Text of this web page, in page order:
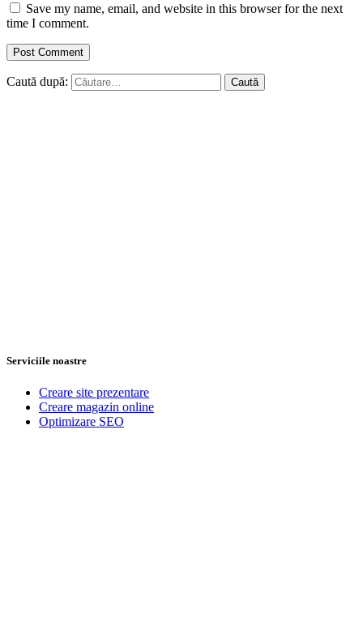
Save my name, email, and website in this browser for the next
time I comment.
Caută după:
Serviciile noastre
Creare site prezentare
Creare magazin online
Optimizare SEO